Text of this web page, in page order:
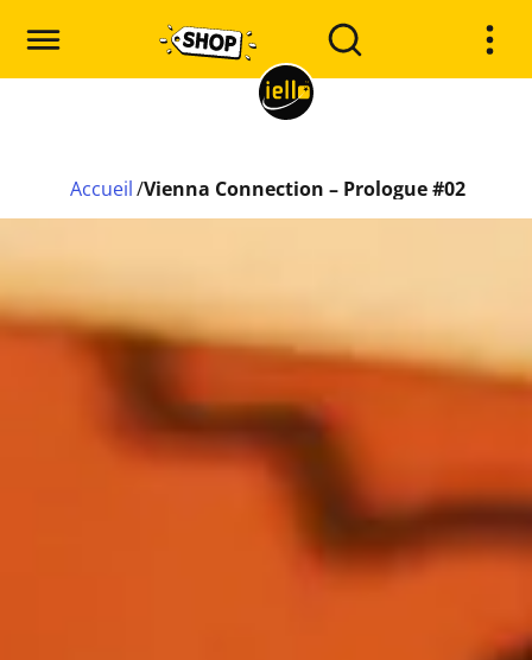
Accueil /Vienna Connection – Prologue #02